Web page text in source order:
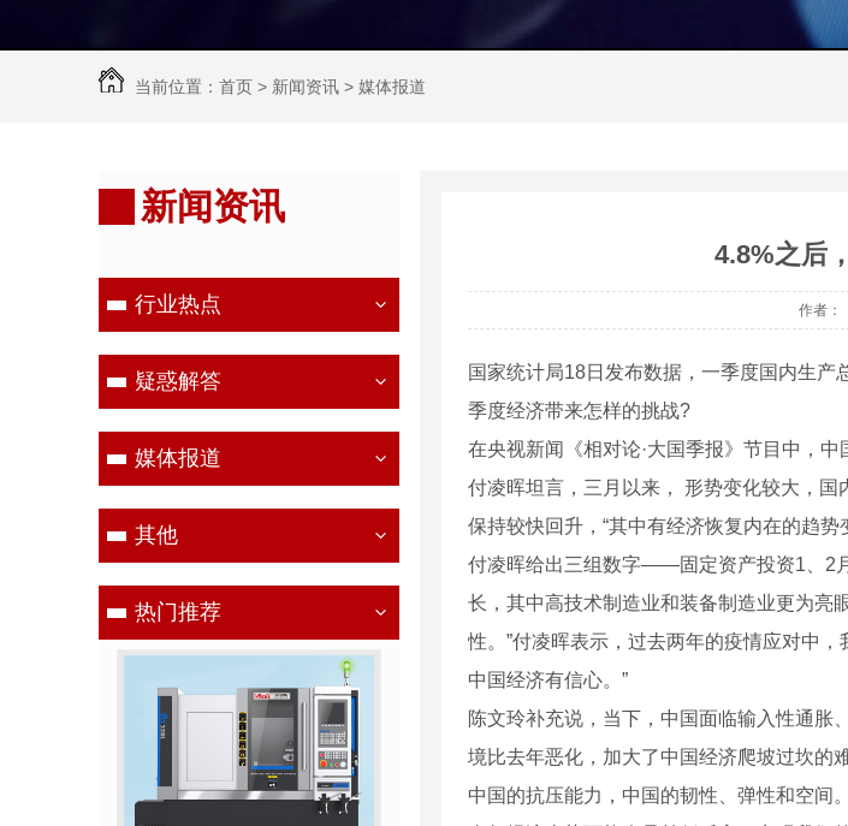
当前位置： 首页 > 新闻资讯 > 媒体报道
新闻资讯
行业热点
疑惑解答
媒体报道
其他
热门推荐
4.8%之后
作者
国家统计局18日发布数据，一季度国内生产
季度经济带来怎样的挑战?
在央视新闻《相对论·大国季报》节目中，
付凌晖坦言，三月以来， 形势变化较大，
保持较快回升，“其中有经济恢复内在的趋
付凌晖给出三组数字——固定资产投资1、2
长，其中高技术制造业和装备制造业更为
性。”付凌晖表示，过去两年的疫情应对中
中国经济有信心。”
陈文玲补充说，当下，中国面临输入性通胀
境比去年恶化，加大了中国经济爬坡过坎的
中国的抗压能力，中国的韧性、弹性和空间